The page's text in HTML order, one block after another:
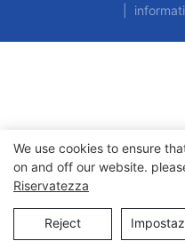
We use cookies to ensure
on and off our website.
Riservatezza
Reject